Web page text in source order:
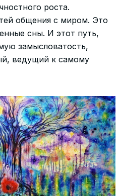
роста.
общения с миром. Это
сны. И этот путь,
замысловатость,
ведущий к самому